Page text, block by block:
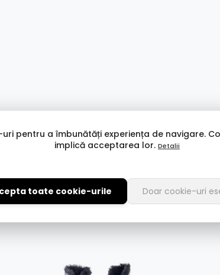
pentru a îmbunătăți experiența de navigare.
implică acceptarea lor. Detalii
toate cookie-urile Doar cookie-uri